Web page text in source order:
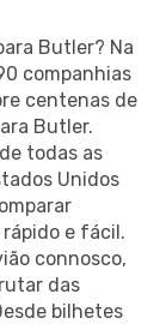
Butler? Na
companhias
centenas de
Butler.
todas as
Unidos
rápido e fácil.
connosco,
das
bilhetes